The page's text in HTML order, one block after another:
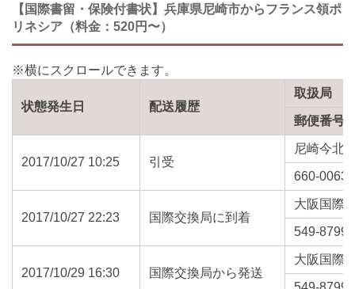
【国際書留・保険付書状】兵庫県尼崎市からフランス領ポ
リネシア（料金：520円〜）
状態発生日 配送履歴
取扱局
郵便番号
2017/10/27 10:25 引受
尼崎今北
660-0063
2017/10/27 22:23 国際交換局に到着
大阪国際
549-8799
2017/10/29 16:30 国際交換局から発送
大阪国際